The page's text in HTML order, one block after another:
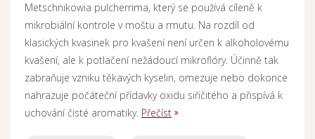
Metschnikowia pulcherrima, který se používá cíleně k
mikrobiální kontrole v moštu a rmutu. Na rozdíl od
klasických kvasinek pro kvašení není určen k alkoholovému
kvašení, ale k potlačení nežádoucí mikroflóry. Účinně tak
zabraňuje vzniku těkavých kyselin, omezuje nebo dokonce
nahrazuje počáteční přídavky oxidu siřičitého a přispívá k
uchování čisté aromatiky. Přečíst